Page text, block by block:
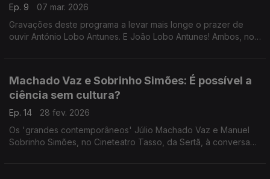
Ep. 9
07 mar. 2026
Gravações deste programa a levar mais longe o prazer de
ouvir António Lobo Antunes. E João Lobo Antunes! Ambos, no
Machado Vaz e Sobrinho Simões: É possível a
ciência sem cultura?
Ep. 14
28 fev. 2026
Os 'grandes contemporâneos' Júlio Machado Vaz e Manuel
Sobrinho Simões, no Cineteatro Tasso, da Sertã, à conversa